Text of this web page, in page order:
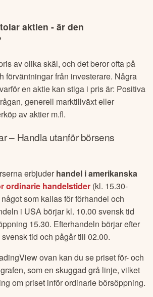
aktien - är den
av olika skäl, och det beror ofta på
förväntningar från investerare. Några
en aktie kan stiga i pris är: Positiva
generell marktillväxt eller
av aktier m.fl.
– Handla utanför börsens
erbjuder handel i amerikanska
ordinarie handelstider (kl. 15.30-
som kallas för förhandel och
i USA börjar kl. 10.00 svensk tid
15.30. Efterhandeln börjar efter
tid och pågår till 02.00.
ovan kan du se priset för- och
som en skuggad grå linje, vilket
om priset inför ordinarie börsöppning.